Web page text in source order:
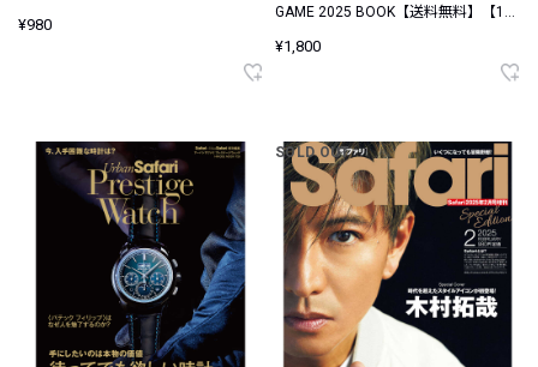
¥980
GAME 2025 BOOK【送料無料】【1月
¥1,800
SOLD OUT